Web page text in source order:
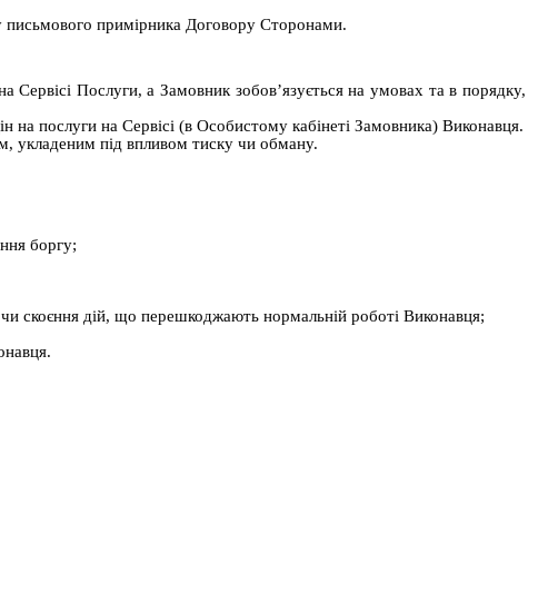
письмового примірника Договору Сторонами.
Послуги, а Замовник зобов’язується на умовах та в порядку,
послуги на Сервісі (в Особистому кабінеті Замовника) Виконавця.
укладеним під впливом тиску чи обману.
боргу;
скоєння дій, що перешкоджають нормальній роботі Виконавця;